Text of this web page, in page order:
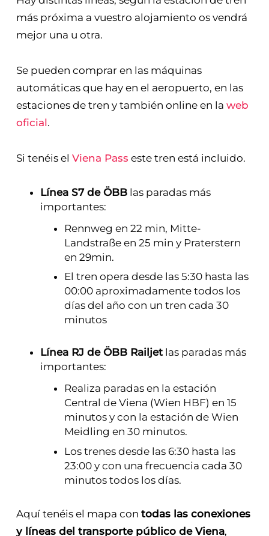
más próxima a vuestro alojamiento os vendrá
mejor una u otra.
Se pueden comprar en las máquinas
automáticas que hay en el aeropuerto, en las
estaciones de tren y también online en la web
oficial.
Si tenéis el Viena Pass este tren está incluido.
Línea S7 de ÖBBlas paradas más
importantes:
Rennweg en 22 min, Mitte-
Landstraße en 25 min y Praterstern
en 29min.
El tren opera desde las 5:30 hasta las
00:00 aproximadamente todos los
días del año con un tren cada 30
minutos
Línea RJ de ÖBB Railjetlas paradas más
importantes:
Realiza paradas en la estación
Central de Viena (Wien HBF) en 15
minutos y con la estación de Wien
Meidling en 30 minutos.
Los trenes desde las 6:30 hasta las
23:00 y con una frecuencia cada 30
minutos todos los días.
Aquí tenéis el mapa con todas las conexiones
y líneas del transporte público de Viena,